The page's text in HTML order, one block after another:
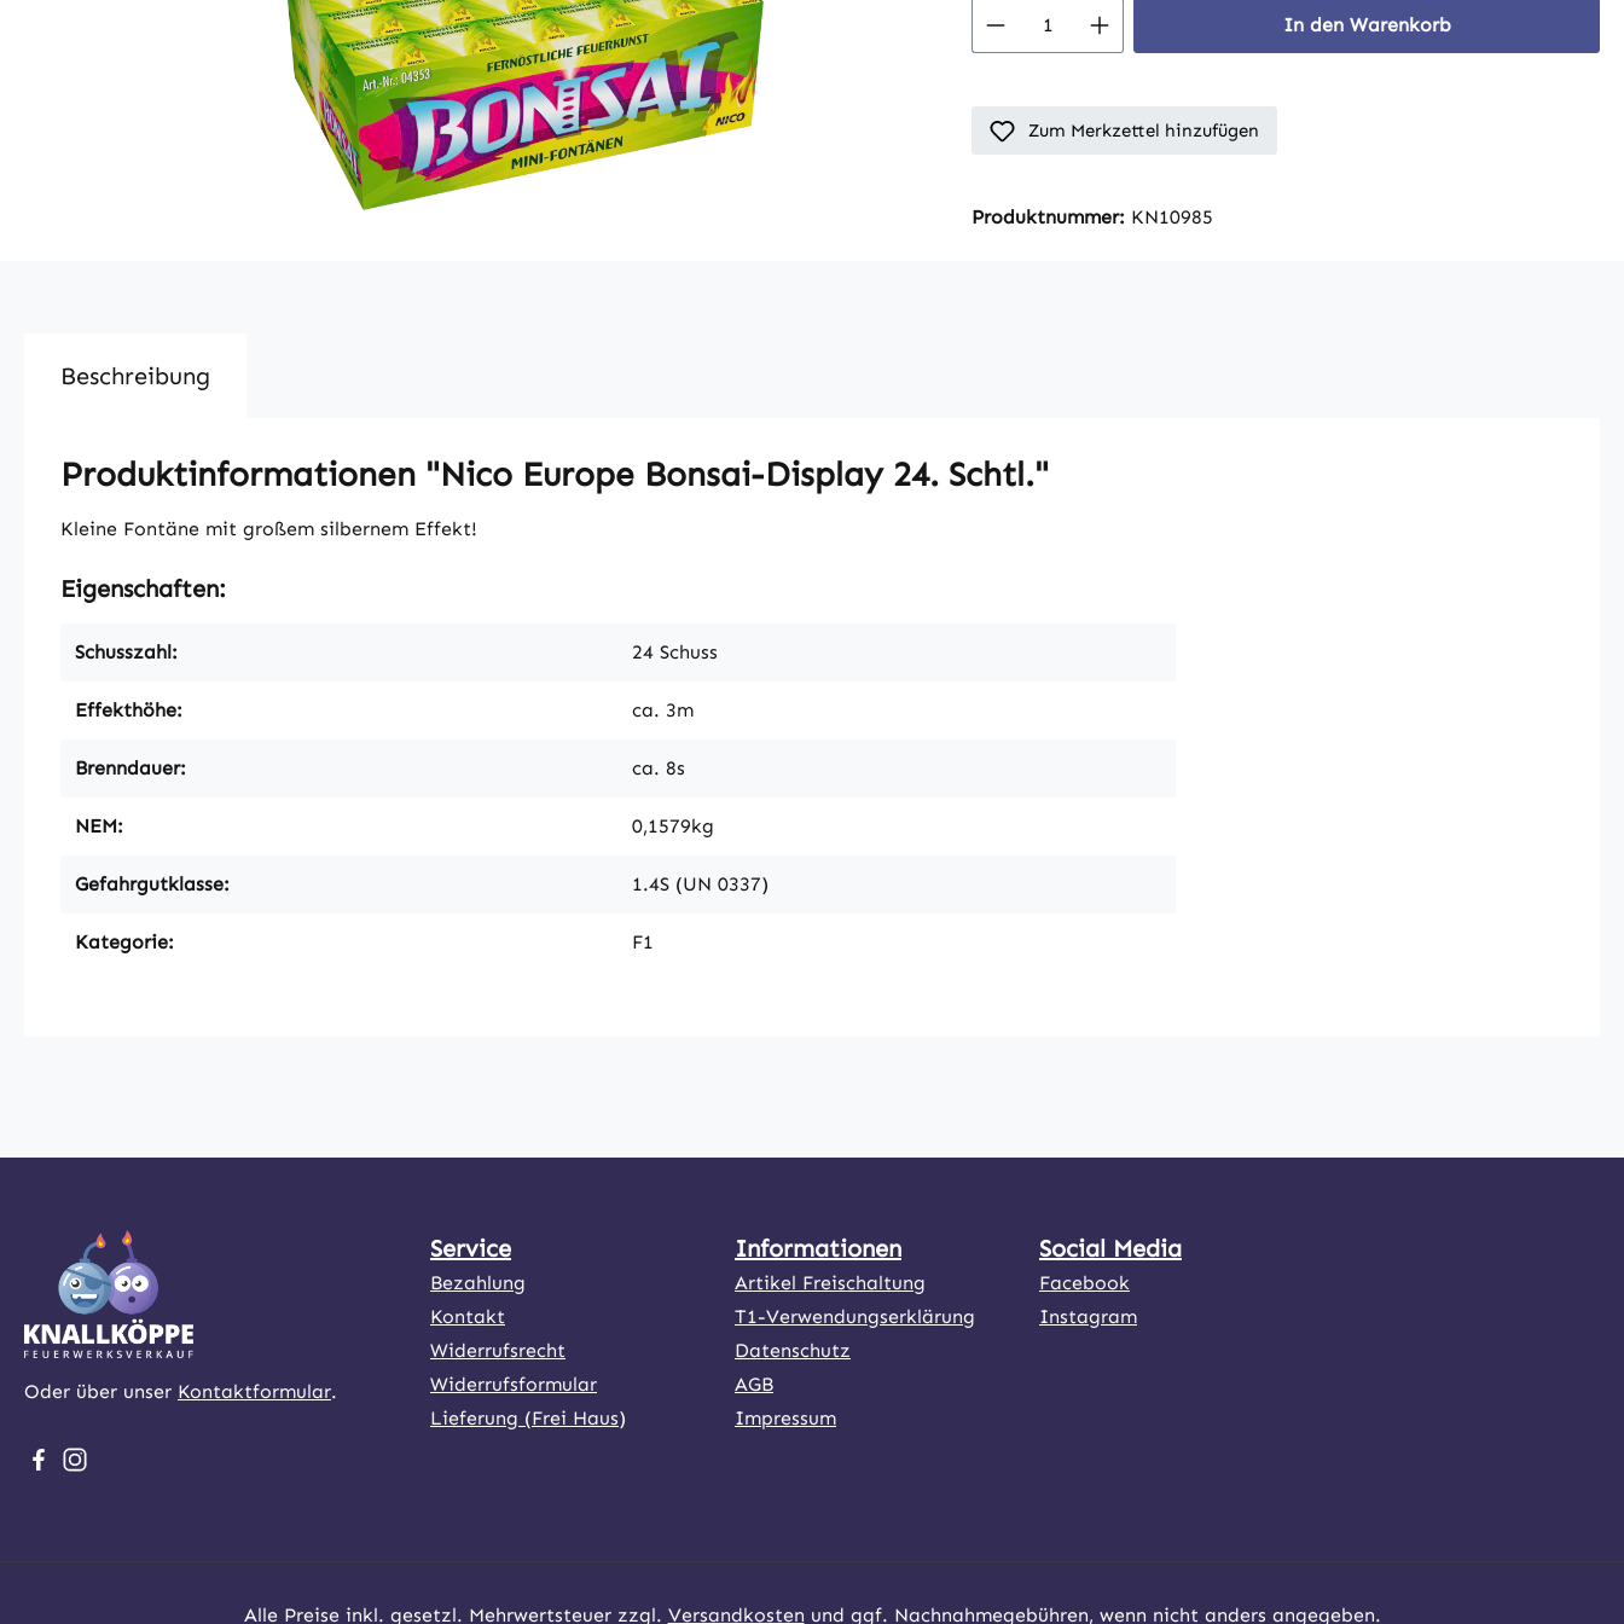
Produkt Anzahl: Gib den gewünschten Wert
In den Warenkorb
Zum Merkzettel hinzufügen
Produktnummer: KN10985
Beschreibung
Produktinformationen "Nico Europe Bonsai-Display 24. Schtl."
Kleine Fontäne mit großem silbernem Effekt!
Eigenschaften:
Schusszahl: 24 Schuss
Effekthöhe: ca. 3m
Brenndauer: ca. 8s
NEM: 0,1579kg
Gefahrgutklasse: 1.4S (UN 0337)
Kategorie: F1
Oder über unser Kontaktformular.
Besuche uns auf Facebook – öffnet in neuem Tab (externer Link)
Schau auf Instagram vorbei – öffnet in neuem Tab (externer Link)
Service
Bezahlung
Kontakt
Widerrufsrecht
Widerrufsformular
Lieferung (Frei Haus)
Informationen
Artikel Freischaltung
T1-Verwendungserklärung
Datenschutz
AGB
Impressum
Social Media
Facebook
Instagram
Alle Preise inkl. gesetzl. Mehrwertsteuer zzgl. Versandkosten und ggf. Nachnahmegebühren, wenn nicht anders angegeben.